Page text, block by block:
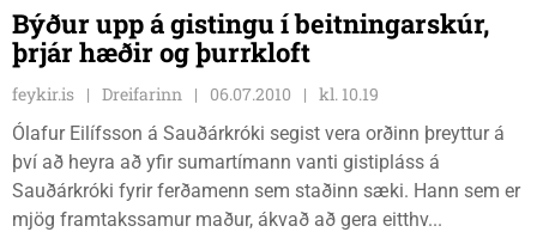
Býður upp á gistingu í beitningarskúr,
þrjár hæðir og þurrkloft
feykir.is Dreifarinn 06.07.2010
kl. 10.19
Ólafur Eilífsson á Sauðárkróki segist vera orðinn þreyttur á
því að heyra að yfir sumartímann vanti gistipláss á
Sauðárkróki fyrir ferðamenn sem staðinn sæki. Hann sem er
mjög framtakssamur maður, ákvað að gera eitthv...